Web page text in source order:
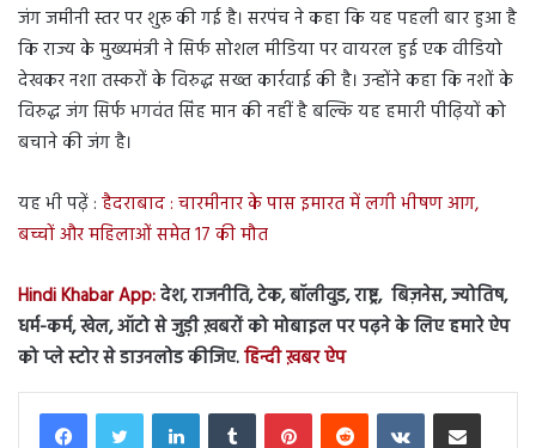
जंग जमीनी स्तर पर शुरू की गई है। सरपंच ने कहा कि यह पहली बार हुआ है
कि राज्य के मुख्यमंत्री ने सिर्फ सोशल मीडिया पर वायरल हुई एक वीडियो
देखकर नशा तस्करों के विरुद्ध सख्त कार्रवाई की है। उन्होंने कहा कि नशों के
विरुद्ध जंग सिर्फ भगवंत सिंह मान की नहीं है बल्कि यह हमारी पीढ़ियों को
बचाने की जंग है।
यह भी पढ़ें : हैदराबाद : चारमीनार के पास इमारत में लगी भीषण आग,
बच्चों और महिलाओं समेत 17 की मौत
Hindi Khabar App:देश, राजनीति, टेक, बॉलीवुड, राष्ट्र, बिज़नेस, ज्योतिष,
धर्म-कर्म, खेल, ऑटो से जुड़ी ख़बरों को मोबाइल पर पढ़ने के लिए हमारे ऐप
को प्ले स्टोर से डाउनलोड कीजिए.हिन्दी ख़बर ऐप
LinkedInTumblr PinterestReddit VKontakteShare via Email